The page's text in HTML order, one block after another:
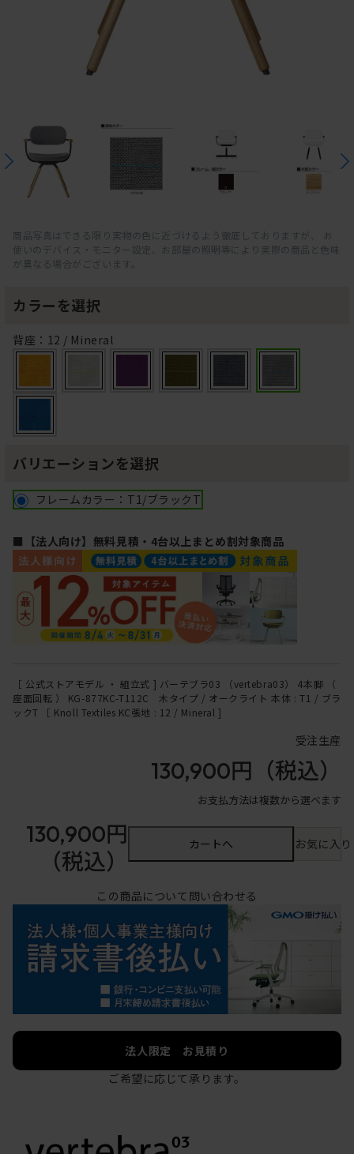
商品写真はできる限り実物の色に近づけるよう徹底しておりますが、 お
使いのデバイス・モニター設定、お部屋の照明等により実際の商品と色味
が異なる場合がございます。
カラーを選択
背座：12 / Mineral
バリエーションを選択
フレームカラー：T1/ブラックT
■【法人向け】無料見積・4台以上まとめ割対象商品
［ 公式ストアモデル ・ 組立式 ] バーテブラ03 （vertebra03） 4本脚 （
座面回転 ） KG-877KC-T112C 木タイプ / オークライト 本体 : T1 / ブラ
ックT ［ Knoll Textiles KC張地 : 12 / Mineral ]
受注生産
130,900円 （税込）
お支払方法は複数から選べます
130,900円
（税込）
カートへ お気に入
この商品について問い合わせる
法人限定 お見積り
ご希望に応じて承ります。